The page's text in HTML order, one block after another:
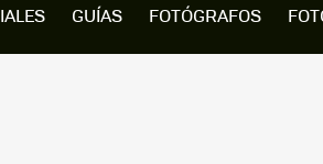
GUÍAS FOTÓGRAFOS